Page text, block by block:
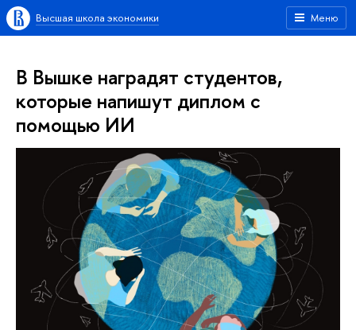
Меню
Высшая школа экономики
В Вышке наградят студентов,
которые напишут диплом с
помощью ИИ